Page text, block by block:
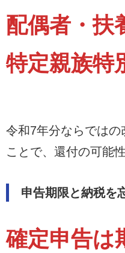
配偶者・扶
特定親族特
令和7年分ならでは
ことで、還付の可能性
申告期限と納税を
確定申告は